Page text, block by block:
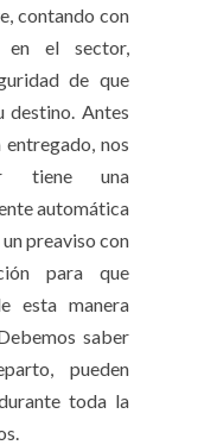
contando con
en el sector,
de que
destino. Antes
nos
tiene una
automática
preaviso con
para que
esta manera
saber
pueden
toda la